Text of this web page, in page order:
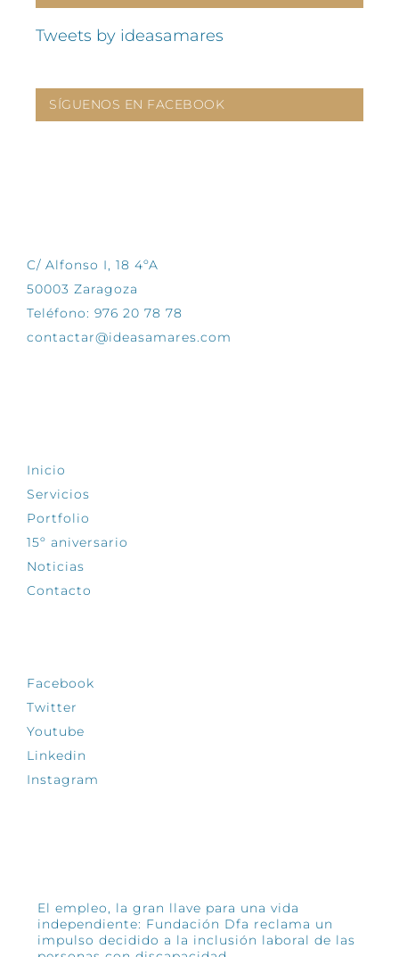
Tweets by ideasamares
SÍGUENOS EN FACEBOOK
C/ Alfonso I, 18 4ºA
50003 Zaragoza
Teléfono: 976 20 78 78
contactar@ideasamares.com
Inicio
Servicios
Portfolio
15º aniversario
Noticias
Contacto
Facebook
Twitter
Youtube
Linkedin
Instagram
El empleo, la gran llave para una vida
independiente: Fundación Dfa reclama un
impulso decidido a la inclusión laboral de las